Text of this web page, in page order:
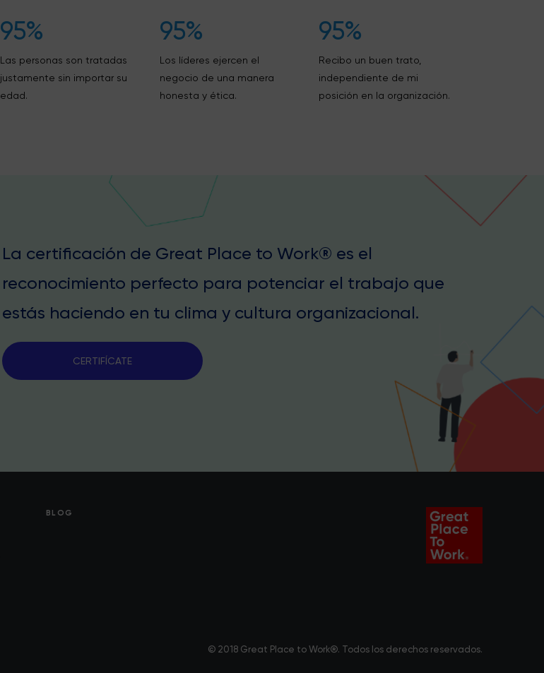
95%
Las personas son tratadas
justamente sin importar su
edad.
95%
Los líderes ejercen el
negocio de una manera
honesta y ética.
95%
Recibo un buen trato,
independiente de mi
posición en la organización.
La certificación de Great Place to Work® es el
reconocimiento perfecto para potenciar el trabajo que
estás haciendo en tu clima y cultura organizacional.
CERTIFÍCATE
BLOG
© 2018 Great Place to Work®. Todos los derechos reservados.